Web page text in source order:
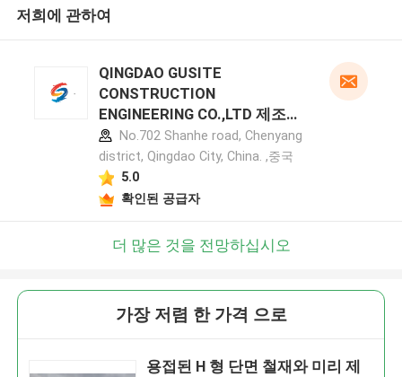
저희에 관하여
QINGDAO GUSITE
CONSTRUCTION
ENGINEERING CO.,LTD 제조업
체 프로필
No.702 Shanhe road, Chenyang
district, Qingdao City, China. ,중국
5.0
확인된 공급자
더 많은 것을 전망하십시오
가장 저렴 한 가격 으로
용접된 H 형 단면 철재와 미리 제